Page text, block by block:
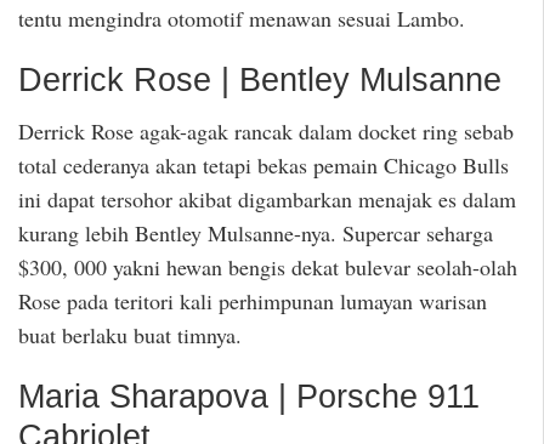
tentu mengindra otomotif menawan sesuai Lambo.
Derrick Rose | Bentley Mulsanne
Derrick Rose agak-agak rancak dalam docket ring sebab
total cederanya akan tetapi bekas pemain Chicago Bulls
ini dapat tersohor akibat digambarkan menajak es dalam
kurang lebih Bentley Mulsanne-nya. Supercar seharga
$300, 000 yakni hewan bengis dekat bulevar seolah-olah
Rose pada teritori kali perhimpunan lumayan warisan
buat berlaku buat timnya.
Maria Sharapova | Porsche 911
Cabriolet